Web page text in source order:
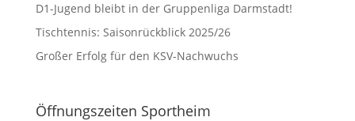
D1-Jugend bleibt in der Gruppenliga Darmstadt!
Tischtennis: Saisonrückblick 2025/26
Großer Erfolg für den KSV-Nachwuchs
Öffnungszeiten Sportheim